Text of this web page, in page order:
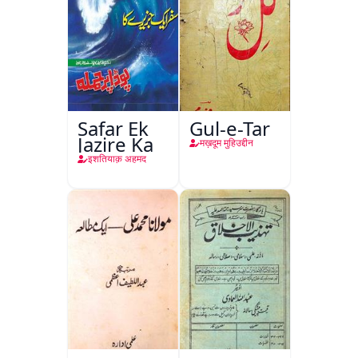
Safar Ek
Jazire Ka
इशतियाक़ अहमद
Gul-e-Tar
मख़दूम मुहिउद्दीन